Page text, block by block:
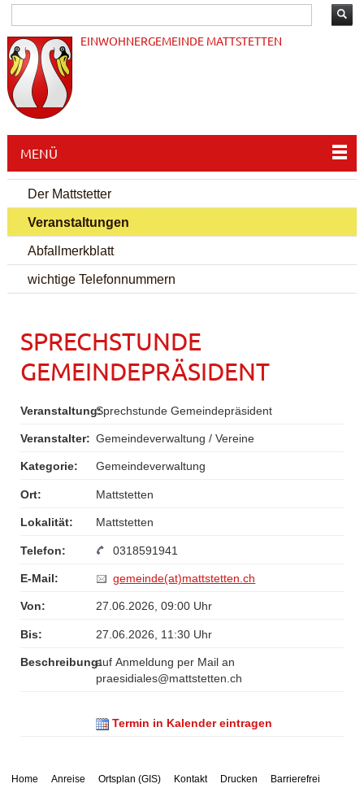
EINWOHNERGEMEINDE MATTSTETTEN
MENÜ
Der Mattstetter
Veranstaltungen
Abfallmerkblatt
wichtige Telefonnummern
SPRECHSTUNDE
GEMEINDEPRÄSIDENT
Veranstaltung:Sprechstunde Gemeindepräsident
Veranstalter: Gemeindeverwaltung / Vereine
Kategorie: Gemeindeverwaltung
Ort: Mattstetten
Lokalität: Mattstetten
Telefon: 0318591941
E-Mail: gemeinde(at)mattstetten.ch
Von: 27.06.2026, 09:00 Uhr
Bis: 27.06.2026, 11:30 Uhr
Beschreibung:auf Anmeldung per Mail an
praesidiales@mattstetten.ch
Termin in Kalender eintragen
Home Anreise Ortsplan (GIS) Kontakt Drucken Barrierefrei